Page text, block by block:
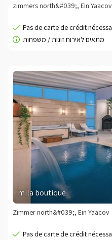
zimmers north&#039;, Ein Yaacov
mila boutique
Zimmer north&#039;, Ein Yaacov